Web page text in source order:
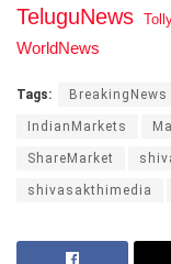
TeluguNews
WorldNews
Tags: BreakingNews
IndianMarkets
ShareMarket
shivasakthimedia